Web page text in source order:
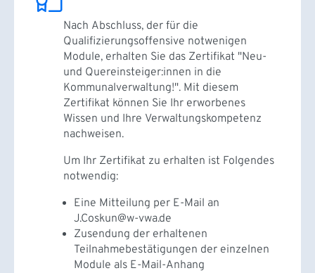
Nach Abschluss, der für die
Qualifizierungsoffensive notwenigen
Module, erhalten Sie das Zertifikat "Neu-
und Quereinsteiger:innen in die
Kommunalverwaltung!". Mit diesem
Zertifikat können Sie Ihr erworbenes
Wissen und Ihre Verwaltungskompetenz
nachweisen.
Um Ihr Zertifikat zu erhalten ist Folgendes
notwendig:
Eine Mitteilung per E-Mail an
J.Coskun@w-vwa.de
Zusendung der erhaltenen
Teilnahmebestätigungen der einzelnen
Module als E-Mail-Anhang